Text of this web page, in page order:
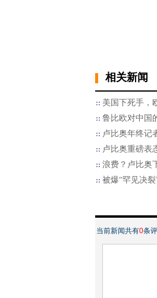
相关新闻
美国下死手，
鲁比欧对中国
卢比奥年终记
卢比奥重磅表
浪费？卢比奥
被爆“罕见决
当前新闻共有0条